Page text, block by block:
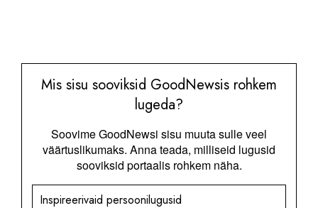
Mis sisu sooviksid GoodNewsis rohkem
lugeda?
Soovime GoodNewsi sisu muuta sulle veel
väärtuslikumaks. Anna teada, milliseid lugusid
sooviksid portaalis rohkem näha.
Inspireerivaid persoonilugusid